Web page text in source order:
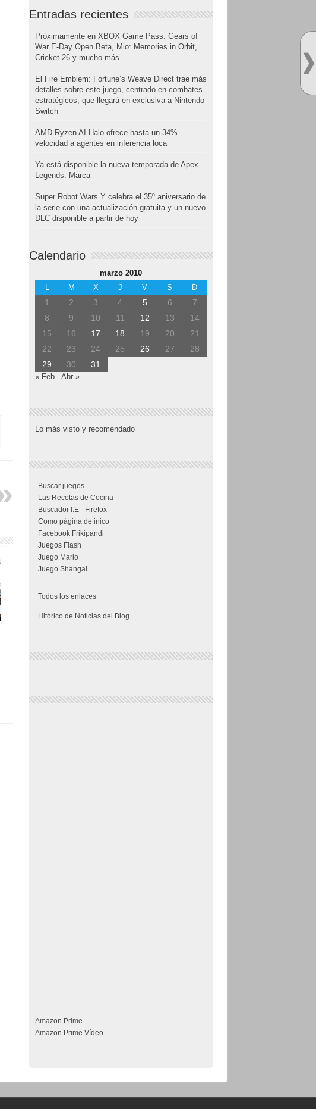
Entradas recientes
Próximamente en XBOX Game Pass: Gears of
War E-Day Open Beta, Mio: Memories in Orbit,
Cricket 26 y mucho más
El Fire Emblem: Fortune’s Weave Direct trae más
detalles sobre este juego, centrado en combates
estratégicos, que llegará en exclusiva a Nintendo
Switch
AMD Ryzen AI Halo ofrece hasta un 34%
velocidad a agentes en inferencia loca
Ya está disponible la nueva temporada de Apex
Legends: Marca
Super Robot Wars Y celebra el 35º aniversario de
la serie con una actualización gratuita y un nuevo
DLC disponible a partir de hoy
Calendario
marzo 2010
L
M X J V S D
1 2 3 4 5 6
7
8
9 10 11 12 13
14
15
16 17 18 19 20
21
22
23 24 25 26 27
28
29
30 31
« Feb Abr »
Lo más visto y recomendado
Buscar juegos
Las Recetas de Cocina
Buscador I.E - Firefox
Como página de inico
Facebook Frikipandi
Juegos Flash
Juego Mario
Juego Shangai
Todos los enlaces
Hitórico de Noticias del Blog
Amazon Prime
Amazon Prime Vídeo